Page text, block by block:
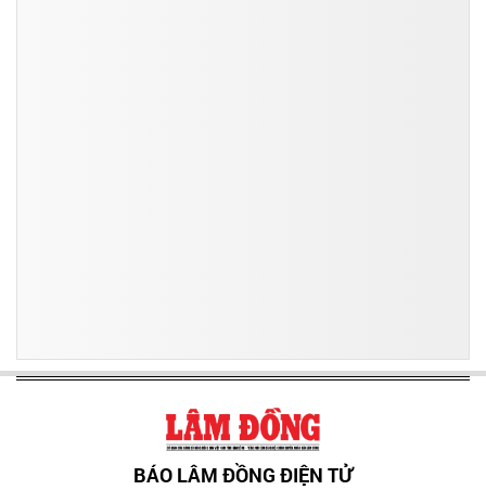
BÁO LÂM ĐỒNG ĐIỆN TỬ